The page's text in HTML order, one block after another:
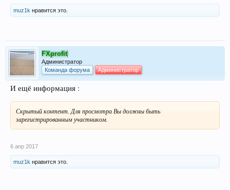
muz1k нравится это.
FXprofit
Администратор
Команда форума
Администратор
И ещё информация :
Скрытый контент. Для просмотра Вы должны быть
зарегистрированным участником.
6 апр 2017
muz1k нравится это.